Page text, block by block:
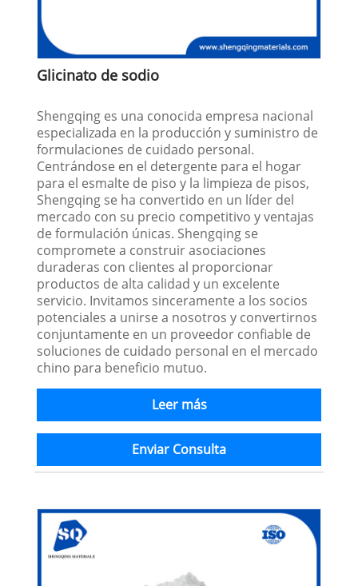
Glicinato de sodio
Shengqing es una conocida empresa nacional
especializada en la producción y suministro de
formulaciones de cuidado personal.
Centrándose en el detergente para el hogar
para el esmalte de piso y la limpieza de pisos,
Shengqing se ha convertido en un líder del
mercado con su precio competitivo y ventajas
de formulación únicas. Shengqing se
compromete a construir asociaciones
duraderas con clientes al proporcionar
productos de alta calidad y un excelente
servicio. Invitamos sinceramente a los socios
potenciales a unirse a nosotros y convertirnos
conjuntamente en un proveedor confiable de
soluciones de cuidado personal en el mercado
chino para beneficio mutuo.
Leer más
Enviar Consulta